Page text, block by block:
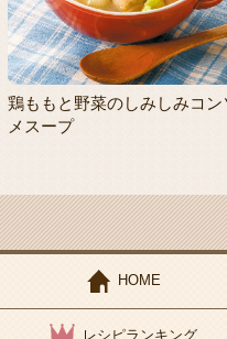
鶏ももと野菜のしみしみコン
メスープ
HOME
レシピランキング